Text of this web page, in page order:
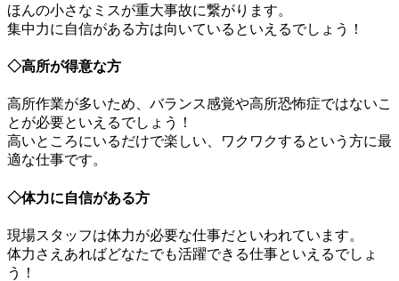
ほんの小さなミスが重大事故に繋がります。
集中力に自信がある方は向いているといえるでしょう！
◇高所が得意な方
高所作業が多いため、バランス感覚や高所恐怖症ではないこ
とが必要といえるでしょう！
高いところにいるだけで楽しい、ワクワクするという方に最
適な仕事です。
◇体力に自信がある方
現場スタッフは体力が必要な仕事だといわれています。
体力さえあればどなたでも活躍できる仕事といえるでしょ
う！